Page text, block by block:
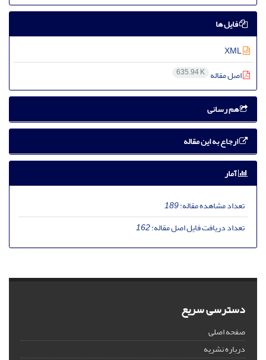
فایل ها
اصل مقاله 635.94 K
هم رسانی
ارجاع به این مقاله
آمار
تعداد مشاهده مقاله:189
تعداد دریافت فایل اصل مقاله:162
دسترسی سریع
صفحه اصلی
درباره نشریه